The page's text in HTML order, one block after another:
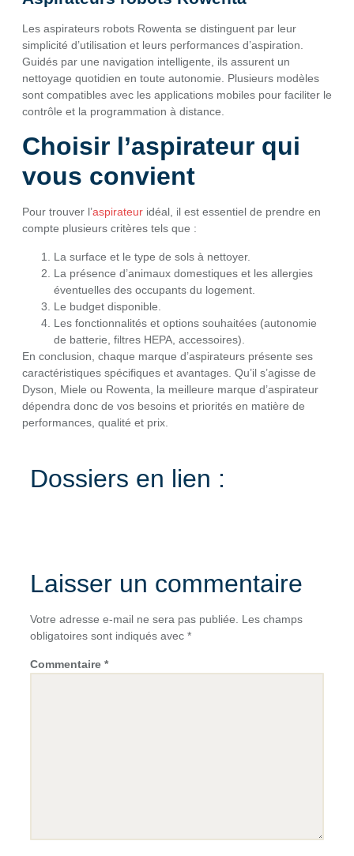
Les aspirateurs robots Rowenta se distinguent par leur
simplicité d’utilisation et leurs performances d’aspiration.
Guidés par une navigation intelligente, ils assurent un
nettoyage quotidien en toute autonomie. Plusieurs modèles
sont compatibles avec les applications mobiles pour faciliter le
contrôle et la programmation à distance.
Choisir l’aspirateur qui
vous convient
Pour trouver l’aspirateur idéal, il est essentiel de prendre en
compte plusieurs critères tels que :
La surface et le type de sols à nettoyer.
La présence d’animaux domestiques et les allergies
éventuelles des occupants du logement.
Le budget disponible.
Les fonctionnalités et options souhaitées (autonomie
de batterie, filtres HEPA, accessoires).
En conclusion, chaque marque d’aspirateurs présente ses
caractéristiques spécifiques et avantages. Qu’il s’agisse de
Dyson, Miele ou Rowenta, la meilleure marque d’aspirateur
dépendra donc de vos besoins et priorités en matière de
performances, qualité et prix.
Dossiers en lien :
Laisser un commentaire
Votre adresse e-mail ne sera pas publiée. Les champs
obligatoires sont indiqués avec *
Commentaire *